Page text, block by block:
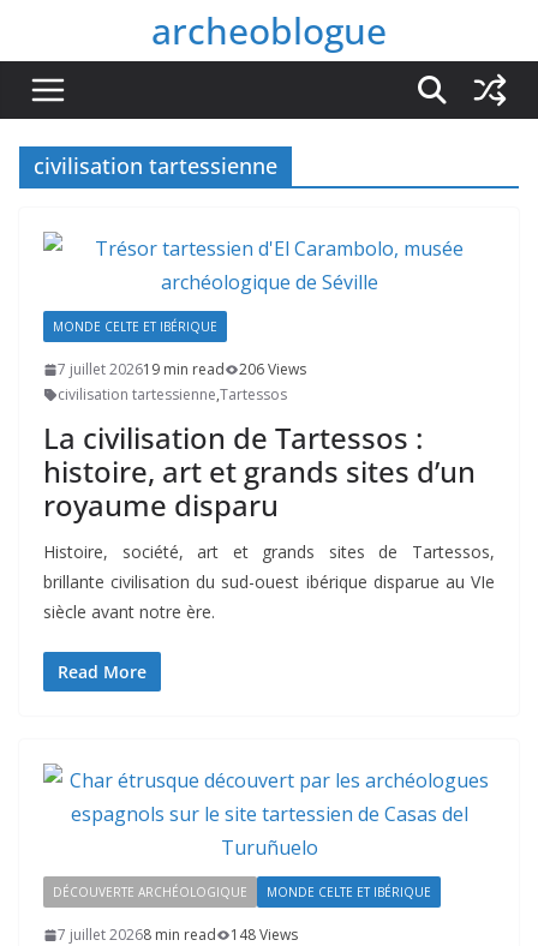
contenu
archeoblogue
civilisation tartessienne
MONDE CELTE ET IBÉRIQUE
7 juillet 202619 min read
206 Views
civilisation tartessienne,Tartessos
La civilisation de Tartessos :
histoire, art et grands sites d’un
royaume disparu
Histoire, société, art et grands sites de Tartessos,
brillante civilisation du sud-ouest ibérique disparue au VIe
siècle avant notre ère.
Read More
DÉCOUVERTE ARCHÉOLOGIQUE MONDE CELTE ET IBÉRIQUE
7 juillet 20268 min read
148 Views